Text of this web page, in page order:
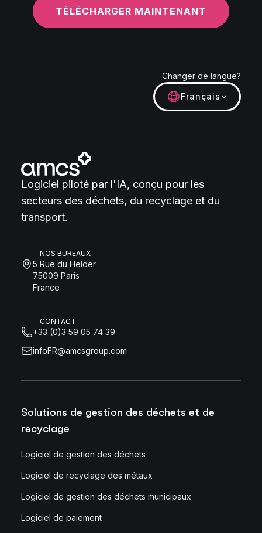
TÉLÉCHARGER MAINTENANT
Changer de langue?
Français
Logiciel piloté par l'IA, conçu pour les
secteurs des déchets, du recyclage et du
transport.
NOS BUREAUX
5 Rue du Helder
75009 Paris
France
CONTACT
+33 (0)3 59 05 74 39
infoFR@amcsgroup.com
Solutions de gestion des déchets et de
recyclage
Logiciel de gestion des déchets
Logiciel de recyclage des métaux
Logiciel de gestion des déchets municipaux
Logiciel de paiement